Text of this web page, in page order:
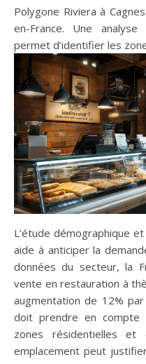
Polygone Riviera à
en-France. Une
permet d’identifier les
L’étude démographique
aide à anticiper la
données du secteur, la
vente en restauration à
augmentation de 12%
doit prendre en compte
zones résidentielles
emplacement peut